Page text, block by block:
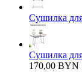
Сушилка
Сушилка
170,00 BYN